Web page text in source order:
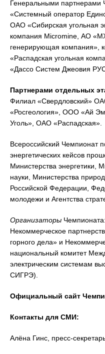
Генеральными
«Системный оператор
ОАО «Сибирская угольная
компания Micromine, АО
генерирующая компания»,
«Распадская угольная
«Дассо Систем Джеовия
Партнерами отдельных
Филиал «Свердловский»
«Росгеология», ООО «Ай
Уголь», ОАО «Распадская».
Всероссийский Чемпионат
энергетических кейсов
Министерства энергетики,
науки, Министерства
Российской Федерации,
молодежи и Агентства
Организаторы
Некоммерческое
горного дела» и
национальный комитет
электрическим системам
СИГРЭ).
Официальный сайт
Контакты для СМИ:
Алёна Гинс, пресс-